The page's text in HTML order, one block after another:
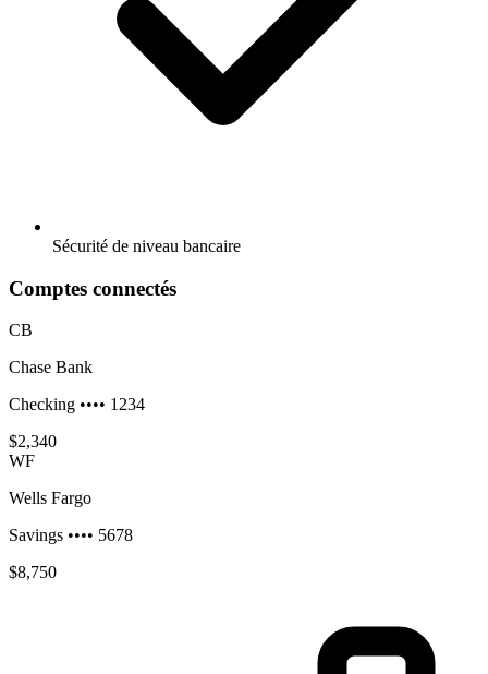
Sécurité de niveau bancaire
Comptes connectés
CB
Chase Bank
Checking •••• 1234
$2,340
WF
Wells Fargo
Savings •••• 5678
$8,750